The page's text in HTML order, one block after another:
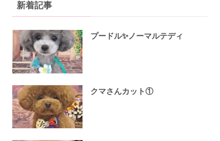
新着記事
プードル✨ノーマルテディ
クマさんカット①